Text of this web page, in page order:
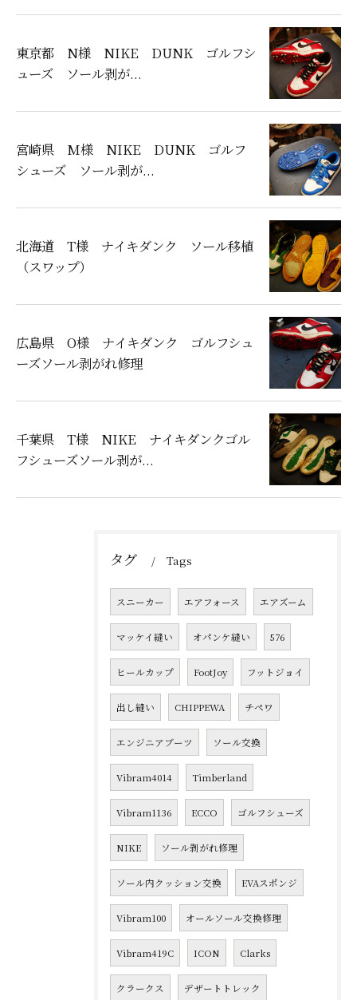
東京都 N様 NIKE DUNK ゴルフシ
ューズ ソール剥が...
宮崎県 M様 NIKE DUNK ゴルフ
シューズ ソール剥が...
北海道 T様 ナイキダンク ソール移植
（スワップ）
広島県 O様 ナイキダンク ゴルフシュ
ーズソール剥がれ修理
千葉県 T様 NIKE ナイキダンクゴル
フシューズソール剥が...
タグ Tags
スニーカー エアフォース エアズーム
マッケイ縫い オパンケ縫い 576
ヒールカップ FootJoy フットジョイ
出し縫い CHIPPEWA チペワ
エンジニアブーツ ソール交換
Vibram4014 Timberland
Vibram1136 ECCO ゴルフシューズ
NIKE ソール剥がれ修理
ソール内クッション交換 EVAスポンジ
Vibram100 オールソール交換修理
Vibram419C ICON Clarks
クラークス デザートトレック